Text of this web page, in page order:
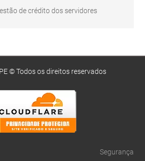
de crédito dos servidores
© Todos os direitos reservados
Segurança